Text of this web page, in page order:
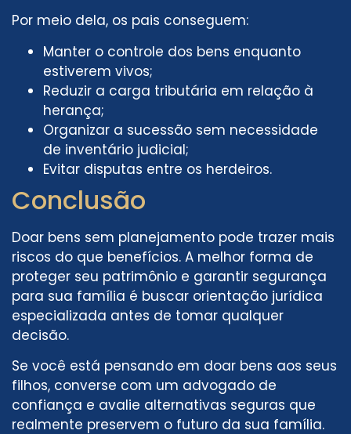
Por meio dela, os pais conseguem:
Manter o controle dos bens enquanto
estiverem vivos;
Reduzir a carga tributária em relação à
herança;
Organizar a sucessão sem necessidade
de inventário judicial;
Evitar disputas entre os herdeiros.
Conclusão
Doar bens sem planejamento pode trazer mais
riscos do que benefícios. A melhor forma de
proteger seu patrimônio e garantir segurança
para sua família é buscar orientação jurídica
especializada antes de tomar qualquer
decisão.
Se você está pensando em doar bens aos seus
filhos, converse com um advogado de
confiança e avalie alternativas seguras que
realmente preservem o futuro da sua família.